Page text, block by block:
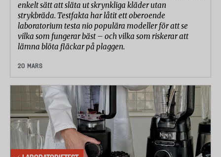
enkelt sätt att släta ut skrynkliga kläder utan
strykbräda. Testfakta har låtit ett oberoende
laboratorium testa nio populära modeller för att se
vilka som fungerar bäst – och vilka som riskerar att
lämna blöta fläckar på plaggen.
20 MARS